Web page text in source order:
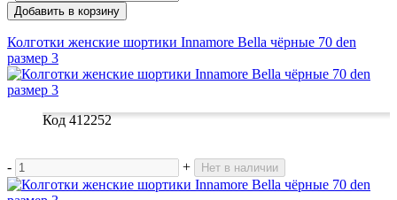
Добавить в корзину
Колготки женские шортики Innamore Bella чёрные 70 den
размер 3
Код 412252
- + Нет в наличии